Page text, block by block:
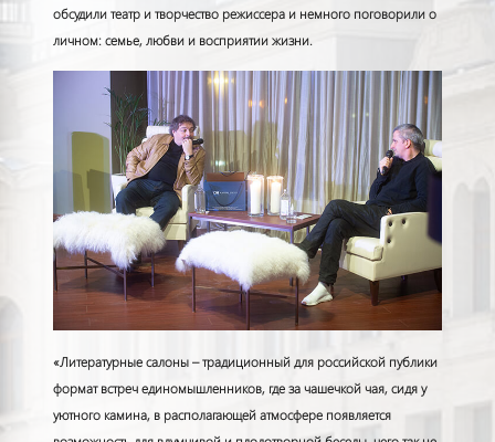
обсудили театр и творчество режиссера и немного поговорили о
личном: семье, любви и восприятии жизни.
«Литературные салоны – традиционный для российской публики
формат встреч единомышленников, где за чашечкой чая, сидя у
уютного камина, в располагающей атмосфере появляется